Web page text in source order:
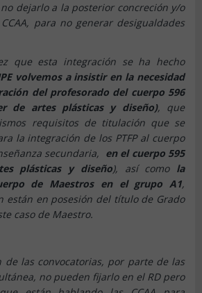
dejarlo a la posterior concreción y/o
para no generar desigualdades
que esta integración se ha hecho
volvemos a insistir en la necesidad
del profesorado del cuerpo 596
de artes plásticas y diseño), que
requisitos de titulación que se
la integración de los PTFP al cuerpo
secundaria, en el cuerpo 595
plásticas y diseño), así como la
de Maestros en el grupo A1,
están en posesión del título de Grado
caso de Maestro.
de las convocatorias, por parte de las
no pueden fijarlo en el RD pero